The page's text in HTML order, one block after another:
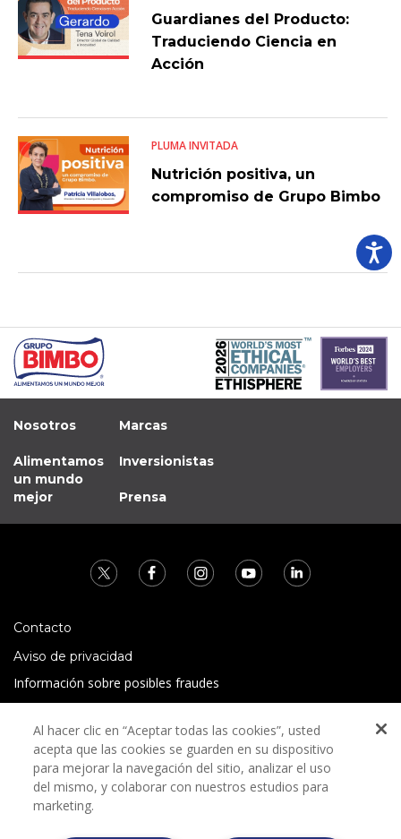
Guardianes del Producto:
Traduciendo Ciencia en
Acción
PLUMA INVITADA
Nutrición positiva, un
compromiso de Grupo Bimbo
Nosotros
Alimentamos
un mundo
mejor
Marcas
Inversionistas
Prensa
Contacto
Aviso de privacidad
Información sobre posibles fraudes
Términos y condiciones
Al hacer clic en “Aceptar todas las cookies”, usted
acepta que las cookies se guarden en su dispositivo
para mejorar la navegación del sitio, analizar el uso
del mismo, y colaborar con nuestros estudios para
marketing.